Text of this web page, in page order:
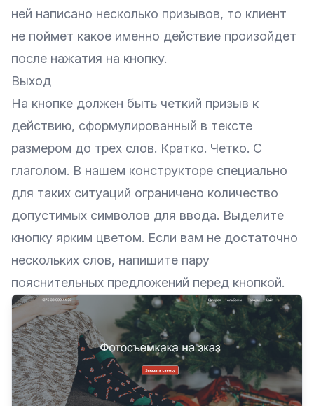
ней написано несколько призывов, то клиент
не поймет какое именно действие произойдет
после нажатия на кнопку.
Выход
На кнопке должен быть четкий призыв к
действию, сформулированный в тексте
размером до трех слов. Кратко. Четко. С
глаголом. В нашем конструкторе специально
для таких ситуаций ограничено количество
допустимых символов для ввода. Выделите
кнопку ярким цветом. Если вам не достаточно
нескольких слов, напишите пару
пояснительных предложений перед кнопкой.